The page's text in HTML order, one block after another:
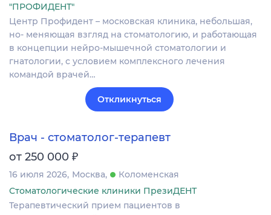
"ПРОФИДЕНТ"
Центр Профидент – московская клиника, небольшая,
но- меняющая взгляд на стоматологию, и работающая
в концепции нейро-мышечной стоматологии и
гнатологии, с условием комплексного лечения
командой врачей…
Откликнуться
Врач - стоматолог-терапевт
от 250 000 ₽
16 июля 2026 Москва
Коломенская
Стоматологические клиники ПрезиДЕНТ
Терапевтический прием пациентов в